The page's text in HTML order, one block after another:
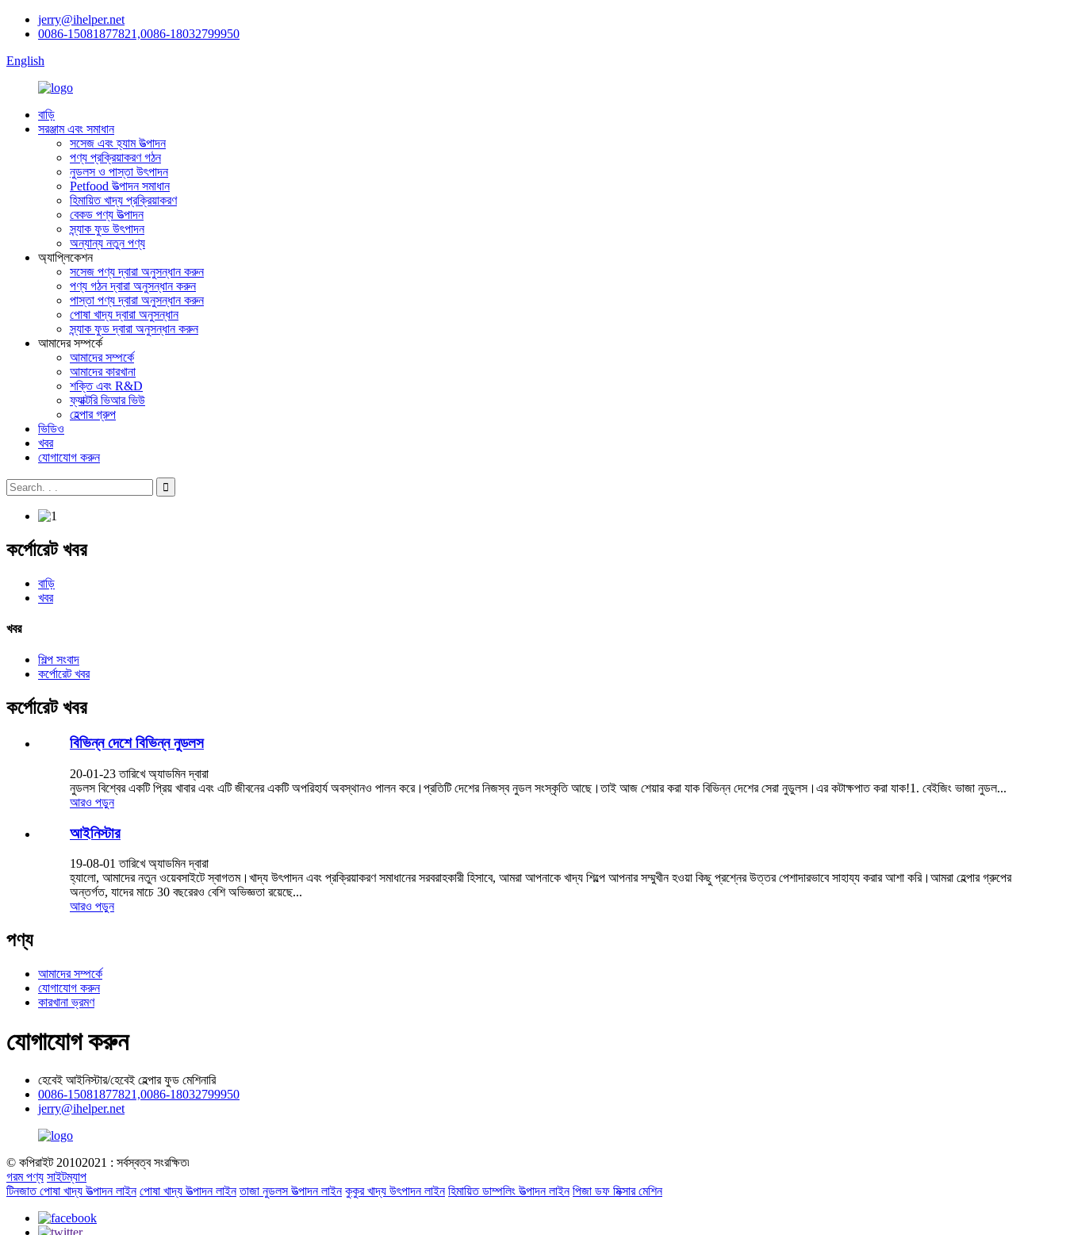
jerry@ihelper.net
0086-15081877821,0086-18032799950
English
বাড়ি
সরঞ্জাম এবং সমাধান
সসেজ এবং হ্যাম উত্পাদন
পণ্য প্রক্রিয়াকরণ গঠন
নুডলস ও পাস্তা উৎপাদন
Petfood উত্পাদন সমাধান
হিমায়িত খাদ্য প্রক্রিয়াকরণ
বেকড পণ্য উত্পাদন
স্ন্যাক ফুড উৎপাদন
অন্যান্য নতুন পণ্য
অ্যাপ্লিকেশন
সসেজ পণ্য দ্বারা অনুসন্ধান করুন
পণ্য গঠন দ্বারা অনুসন্ধান করুন
পাস্তা পণ্য দ্বারা অনুসন্ধান করুন
পোষা খাদ্য দ্বারা অনুসন্ধান
স্ন্যাক ফুড দ্বারা অনুসন্ধান করুন
আমাদের সম্পর্কে
আমাদের সম্পর্কে
আমাদের কারখানা
শক্তি এবং R&D
ফ্যাক্টরি ভিআর ভিউ
হেল্পার গ্রুপ
ভিডিও
খবর
যোগাযোগ করুন
কর্পোরেট খবর
বাড়ি
খবর
খবর
শিল্প সংবাদ
কর্পোরেট খবর
কর্পোরেট খবর
বিভিন্ন দেশে বিভিন্ন নুডলস
20-01-23 তারিখে অ্যাডমিন দ্বারা
নুডলস বিশ্বের একটি প্রিয় খাবার এবং এটি জীবনের একটি অপরিহার্য অবস্থানও পালন করে।প্রতিটি দেশের নিজস্ব নুডল সংস্কৃতি আছে।তাই আজ শেয়ার করা যাক বিভিন্ন দেশের সেরা নুডুলস।এর কটাক্ষপাত করা যাক!1. বেইজিং ভাজা নুডল...
আরও পড়ুন
আইনিস্টার
19-08-01 তারিখে অ্যাডমিন দ্বারা
হ্যালো, আমাদের নতুন ওয়েবসাইটে স্বাগতম।খাদ্য উৎপাদন এবং প্রক্রিয়াকরণ সমাধানের সরবরাহকারী হিসাবে, আমরা আপনাকে খাদ্য শিল্পে আপনার সম্মুখীন হওয়া কিছু প্রশ্নের উত্তর পেশাদারভাবে সাহায্য করার আশা করি।আমরা হেল্পার গ্রুপের
অন্তর্গত, যাদের মাচে 30 বছরেরও বেশি অভিজ্ঞতা রয়েছে...
আরও পড়ুন
পণ্য
আমাদের সম্পর্কে
যোগাযোগ করুন
কারখানা ভ্রমণ
যোগাযোগ করুন
হেবেই আইনিস্টার/হেবেই হেল্পার ফুড মেশিনারি
0086-15081877821,0086-18032799950
jerry@ihelper.net
© কপিরাইট 20102021 : সর্বস্বত্ব সংরক্ষিত৷
গরম পণ্য সাইটম্যাপ
টিনজাত পোষা খাদ্য উত্পাদন লাইন পোষা খাদ্য উত্পাদন লাইন তাজা নুডলস উত্পাদন লাইন কুকুর খাদ্য উৎপাদন লাইন হিমায়িত ডাম্পলিং উত্পাদন লাইন পিজা ডফ মিক্সার মেশিন